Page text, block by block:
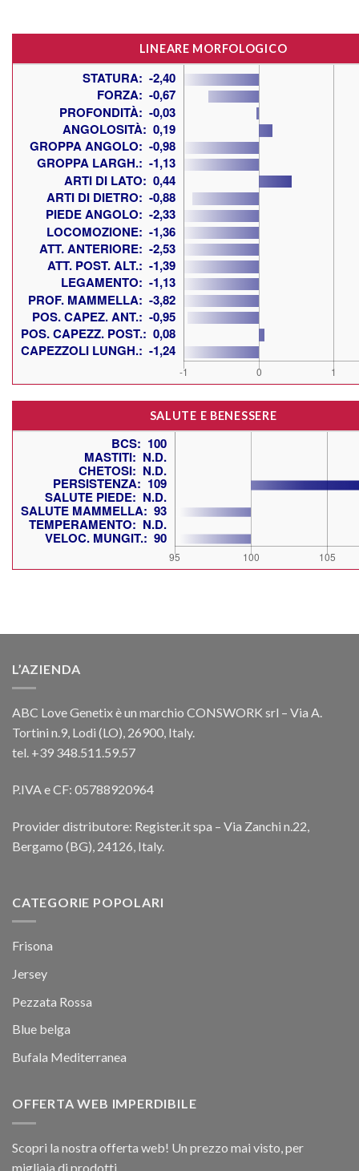
LINEARE MORFOLOGICO
SALUTE E BENESSERE
L’AZIENDA
ABC Love Genetix è un marchio CONSWORK srl – Via A.
Tortini n.9, Lodi (LO), 26900, Italy.
tel. +39 348.511.59.57
P.IVA e CF: 05788920964
Provider distributore: Register.it spa – Via Zanchi n.22,
Bergamo (BG), 24126, Italy.
CATEGORIE POPOLARI
Frisona
Jersey
Pezzata Rossa
Blue belga
Bufala Mediterranea
OFFERTA WEB IMPERDIBILE
Scopri la nostra offerta web! Un prezzo mai visto, per
migliaia di prodotti.